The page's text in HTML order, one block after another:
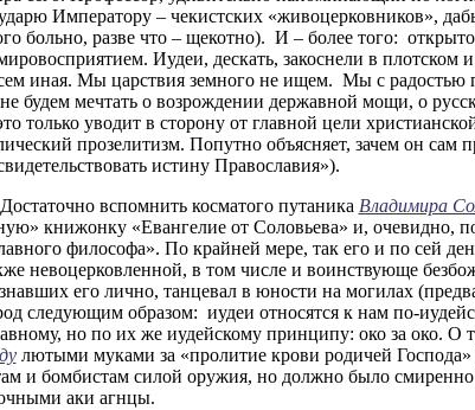
Императору – чекистских «живоцерковников»,
больно, разве что – щекотно). И – более того: открыто
Иудеи, дескать, закоснели в плотском
иная. Мы царствия земного не ищем. Мы с радостью
будем мечтать о возрождении державной мощи, о
только уводит в сторону от главной цели
прозелитизм. Попутно объясняет, зачем он сам
истину Православия»).
вспомнить косматого путаника Владимира
книжонку «Евангелие от Соловьева» и, очевидно,
философа». По крайней мере, так его и по сей
невоцерковленной, в том числе и воинствующе
его лично, танцевал в юности на могилах
следующим образом: иудеи относятся к нам по-
но по их же иудейскому принципу: око за око. О
лютыми муками за «пролитие крови родичей
и бомбистам силой оружия, но должно было смиренно
аки агнцы.